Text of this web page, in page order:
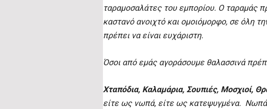
ταραμοσαλάτες του εμπορίου. Ο ταραμάς
καστανό ανοιχτό και ομοιόμορφο, σε όλη
πρέπει να είναι ευχάριστη.
Όσοι από εμάς αγοράσουμε θαλασσινά
Χταπόδια, Καλαμάρια, Σουπιές, Μοσχιοί,
είτε ως νωπά, είτε ως κατεψυγμένα.